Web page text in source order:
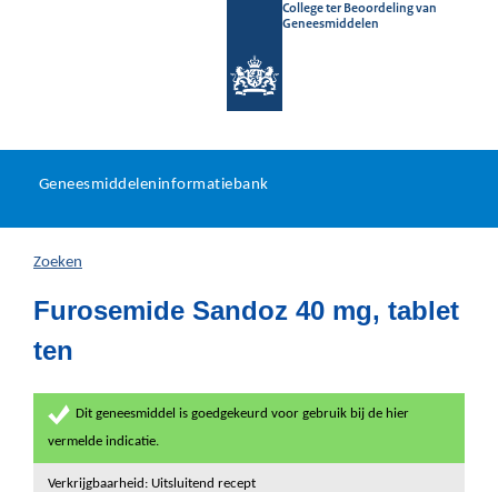
College ter Beoordeling van
Geneesmiddelen
U
hier:
Geneesmiddeleninformatiebank
Zoeken
Furosemide Sandoz 40 mg, tablet
ten
Dit geneesmiddel is goedgekeurd voor gebruik bij de hier
vermelde indicatie.
Verkrijgbaarheid: Uitsluitend recept